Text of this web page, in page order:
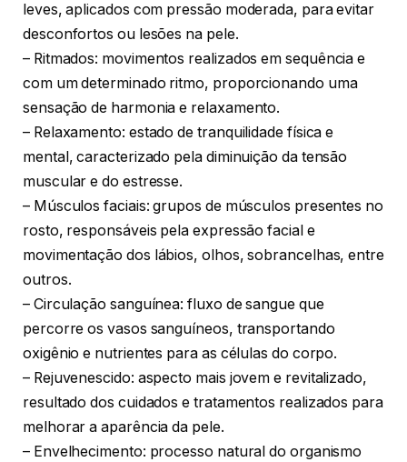
leves, aplicados com pressão moderada, para evitar
desconfortos ou lesões na pele.
– Ritmados: movimentos realizados em sequência e
com um determinado ritmo, proporcionando uma
sensação de harmonia e relaxamento.
– Relaxamento: estado de tranquilidade física e
mental, caracterizado pela diminuição da tensão
muscular e do estresse.
– Músculos faciais: grupos de músculos presentes no
rosto, responsáveis pela expressão facial e
movimentação dos lábios, olhos, sobrancelhas, entre
outros.
– Circulação sanguínea: fluxo de sangue que
percorre os vasos sanguíneos, transportando
oxigênio e nutrientes para as células do corpo.
– Rejuvenescido: aspecto mais jovem e revitalizado,
resultado dos cuidados e tratamentos realizados para
melhorar a aparência da pele.
– Envelhecimento: processo natural do organismo